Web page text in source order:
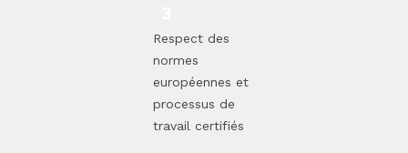
Respect des
normes
européennes et
processus de
travail certifiés